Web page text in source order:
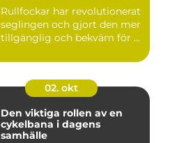
Rullfockar har revolutionerat
seglingen och gjort den mer
tillgänglig och bekväm för ...
02. okt
Den viktiga rollen av en
cykelbana i dagens
samhälle